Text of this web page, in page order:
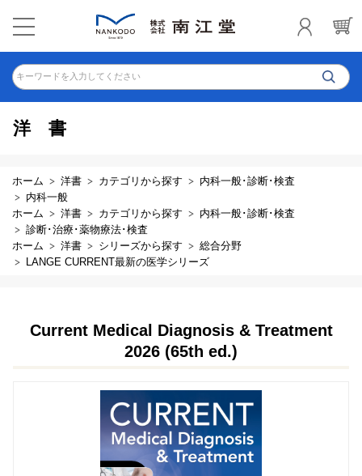
キーワードを入力してください
洋書
ホーム 洋書 カテゴリから探す
内科一般･診断･検査
内科一般
ホーム
洋書 カテゴリから探す
内科一般･診断･検査
診断･治療･薬物療法･検査
ホーム
洋書 シリーズから探す
総合分野
LANGE CURRENT最新の医学シリーズ
Current Medical Diagnosis & Treatment
2026 (65th ed.)